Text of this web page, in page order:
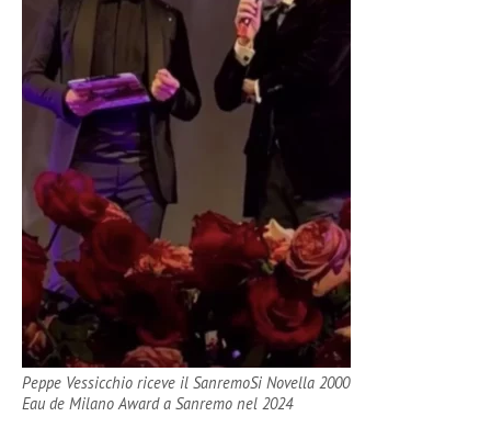
Peppe Vessicchio riceve il SanremoSi Novella 2000
Eau de Milano Award a Sanremo nel 2024